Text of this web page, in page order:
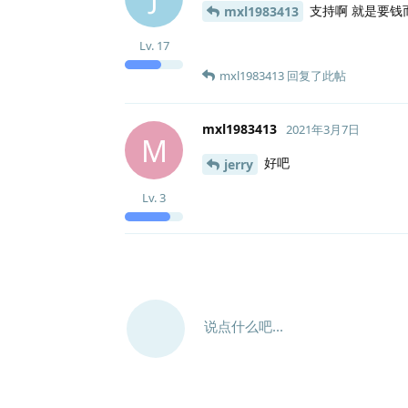
Lv. 17
mxl1983413 支持啊 就是要钱
mxl1983413 回复了此帖
M
mxl1983413
Lv.3
2021年3月7日
jerry 好吧
说点什么吧...